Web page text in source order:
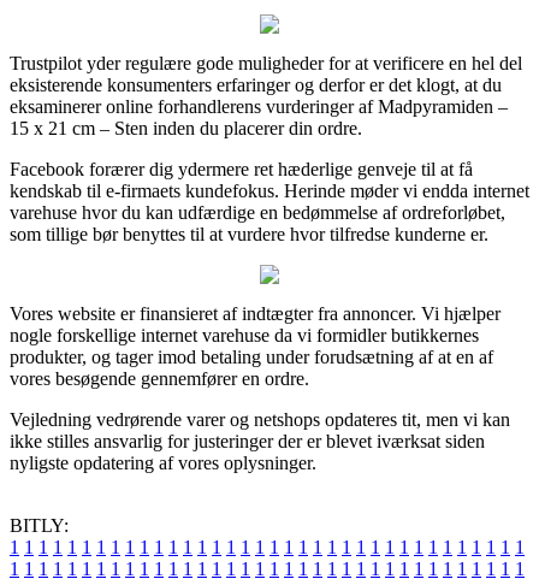
Trustpilot yder regulære gode muligheder for at verificere en hel del
eksisterende konsumenters erfaringer og derfor er det klogt, at du
eksaminerer online forhandlerens vurderinger af Madpyramiden –
15 x 21 cm – Sten inden du placerer din ordre.
Facebook forærer dig ydermere ret hæderlige genveje til at få
kendskab til e-firmaets kundefokus. Herinde møder vi endda internet
varehuse hvor du kan udfærdige en bedømmelse af ordreforløbet,
som tillige bør benyttes til at vurdere hvor tilfredse kunderne er.
Vores website er finansieret af indtægter fra annoncer. Vi hjælper
nogle forskellige internet varehuse da vi formidler butikkernes
produkter, og tager imod betaling under forudsætning af at en af
vores besøgende gennemfører en ordre.
Vejledning vedrørende varer og netshops opdateres tit, men vi kan
ikke stilles ansvarlig for justeringer der er blevet iværksat siden
nyligste opdatering af vores oplysninger.
BITLY:
1 1 1 1 1 1 1 1 1 1 1 1 1 1 1 1 1 1 1 1 1 1 1 1 1 1 1 1 1 1 1 1 1 1 1 1
1 1 1 1 1 1 1 1 1 1 1 1 1 1 1 1 1 1 1 1 1 1 1 1 1 1 1 1 1 1 1 1 1 1 1 1